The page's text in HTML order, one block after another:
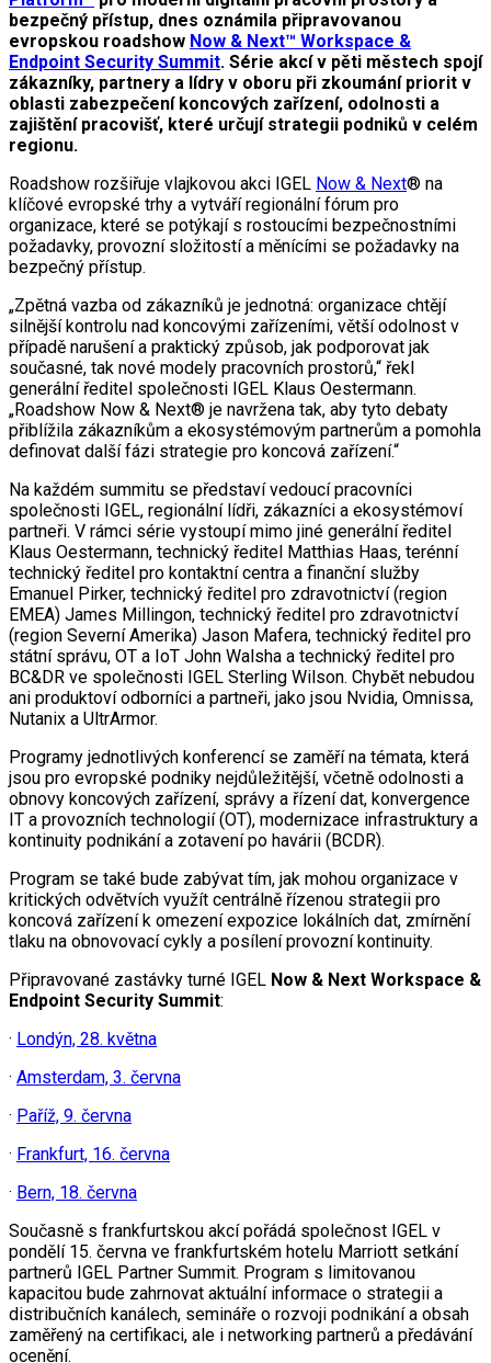
bezpečný přístup, dnes oznámila připravovanou
evropskou roadshow Now & Next™ Workspace &
Endpoint Security Summit. Série akcí v pěti městech spojí
zákazníky, partnery a lídry v oboru při zkoumání priorit v
oblasti zabezpečení koncových zařízení, odolnosti a
zajištění pracovišť, které určují strategii podniků v celém
regionu.
Roadshow rozšiřuje vlajkovou akci IGEL Now & Next® na
klíčové evropské trhy a vytváří regionální fórum pro
organizace, které se potýkají s rostoucími bezpečnostními
požadavky, provozní složitostí a měnícími se požadavky na
bezpečný přístup.
„Zpětná vazba od zákazníků je jednotná: organizace chtějí
silnější kontrolu nad koncovými zařízeními, větší odolnost v
případě narušení a praktický způsob, jak podporovat jak
současné, tak nové modely pracovních prostorů,“ řekl
generální ředitel společnosti IGEL Klaus Oestermann.
„Roadshow Now & Next® je navržena tak, aby tyto debaty
přiblížila zákazníkům a ekosystémovým partnerům a pomohla
definovat další fázi strategie pro koncová zařízení.“
Na každém summitu se představí vedoucí pracovníci
společnosti IGEL, regionální lídři, zákazníci a ekosystémoví
partneři. V rámci série vystoupí mimo jiné generální ředitel
Klaus Oestermann, technický ředitel Matthias Haas, terénní
technický ředitel pro kontaktní centra a finanční služby
Emanuel Pirker, technický ředitel pro zdravotnictví (region
EMEA) James Millingon, technický ředitel pro zdravotnictví
(region Severní Amerika) Jason Mafera, technický ředitel pro
státní správu, OT a IoT John Walsha a technický ředitel pro
BC&DR ve společnosti IGEL Sterling Wilson. Chybět nebudou
ani produktoví odborníci a partneři, jako jsou Nvidia, Omnissa,
Nutanix a UltrArmor.
Programy jednotlivých konferencí se zaměří na témata, která
jsou pro evropské podniky nejdůležitější, včetně odolnosti a
obnovy koncových zařízení, správy a řízení dat, konvergence
IT a provozních technologií (OT), modernizace infrastruktury a
kontinuity podnikání a zotavení po havárii (BCDR).
Program se také bude zabývat tím, jak mohou organizace v
kritických odvětvích využít centrálně řízenou strategii pro
koncová zařízení k omezení expozice lokálních dat, zmírnění
tlaku na obnovovací cykly a posílení provozní kontinuity.
Připravované zastávky turné IGEL Now & Next Workspace &
Endpoint Security Summit:
· Londýn, 28. května
· Amsterdam, 3. června
· Paříž, 9. června
· Frankfurt, 16. června
· Bern, 18. června
Současně s frankfurtskou akcí pořádá společnost IGEL v
pondělí 15. června ve frankfurtském hotelu Marriott setkání
partnerů IGEL Partner Summit. Program s limitovanou
kapacitou bude zahrnovat aktuální informace o strategii a
distribučních kanálech, semináře o rozvoji podnikání a obsah
zaměřený na certifikaci, ale i networking partnerů a předávání
ocenění.